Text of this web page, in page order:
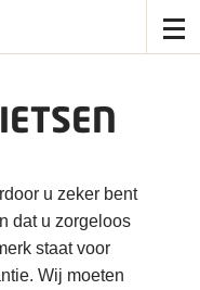
u zeker bent
dat u zorgeloos
staat voor
Wij moeten